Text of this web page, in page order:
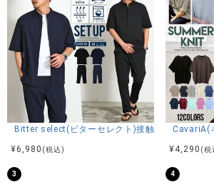
Bitter select(ビターセレクト)接触冷感スーパー
¥6,980 (税込)
CavariA(
¥4,290 (税
3 4